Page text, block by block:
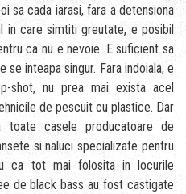
sa cada iarasi, fara a detensiona
in care simtiti greutate, e posibil
ca nu e nevoie. E suficient sa
inteapa singur. Fara indoiala, e
shot, nu prea mai exista acel
de pescuit cu plastice. Dar
toate casele producatoare de
si naluci specializate pentru
ca tot mai folosita in locurile
de black bass au fost castigate